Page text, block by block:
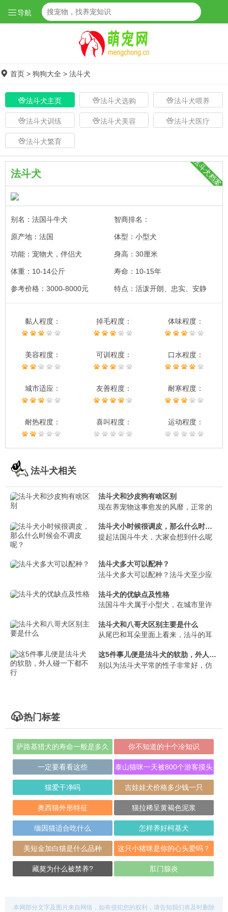
导航
首页 > 狗狗大全 > 法斗犬
法斗犬主页 法斗犬选购 法斗犬喂养
法斗犬训练 法斗犬美容 法斗犬医疗
法斗犬繁育
法斗犬 法斗犬档案
别名：法国斗牛犬 智商排名：
原产地：法国 体型：小型犬
功能：宠物犬，伴侣犬 身高：30厘米
体重：10-14公斤 寿命：10-15年
参考价格：3000-8000元 特点：活泼开朗、忠实、安静
黏人程度： 掉毛程度： 体味程度：
美容程度： 可训程度： 口水程度：
城市适应： 友善程度： 耐寒程度：
耐热程度： 喜叫程度： 运动程度：
法斗犬相关
法斗犬和沙皮狗有啥区别
现在养宠物这事愈发的风靡，正常的
法斗犬小时候很调皮，那么什么时候会不调皮呢？
提起法国斗牛犬，大家会想到什么呢
法斗犬多大可以配种？
法斗犬多大可以配种？法斗犬至少应
法斗犬的优缺点及性格
法国斗牛犬属于小型犬，在城市里许
法斗犬和八哥犬区别主要是什么
从尾巴和耳朵里面上看来，法斗的耳
这5件事儿便是法斗犬的软肋，外人碰一下都不行
别以为法斗犬平常的性子非常好，仿
热门标签
萨路基猎犬的寿命一般是多久 你不知道的十个冷知识
一定要看看这些 泰山猫咪一天被800个游客摸头
猫爱干净吗 吉娃娃犬价格多少钱一只
奥西猫外形特征 猫拉稀呈黄褐色泥浆
缅因猫适合吃什么 怎样养好柯基犬
美短金加白猫是什么品种 这只小猪咪是你的心头爱吗？
藏獒为什么被禁养? 肛门腺炎
本网部分文字及图片来自网络，如有侵犯您的权利，请告知我们将及时删除